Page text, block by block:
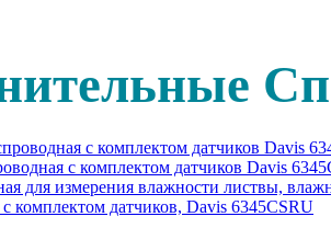
c комплектом датчиков Davis
для измерения влажности листвы,
комплектом датчиков, Davis 6345CSRU